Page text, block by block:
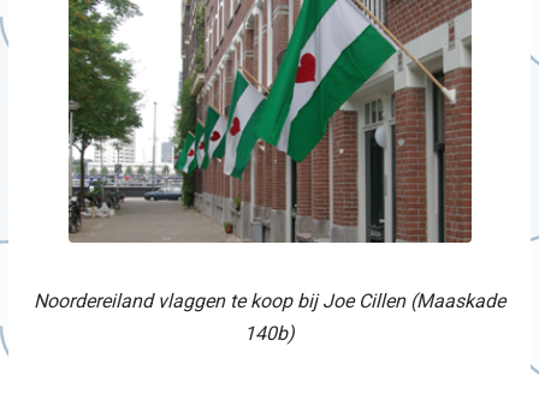
Noordereiland vlaggen te koop bij Joe Cillen (Maaskade
140b)